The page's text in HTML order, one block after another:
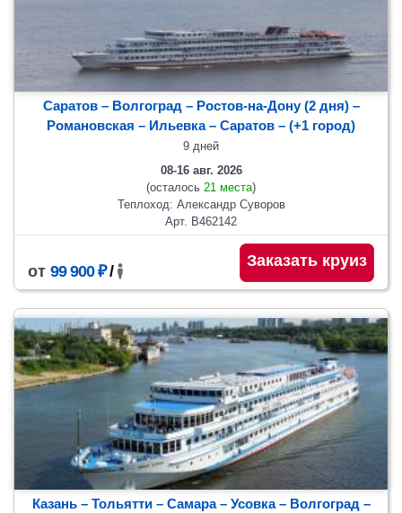
Саратов – Волгоград – Ростов-на-Дону (2 дня) –
Романовская – Ильевка– Саратов – (+1 город)
9 дней
08-16 авг. 2026
(осталось 21 места)
Теплоход: Александр Суворов
Арт. В462142
от 99 900 ₽/
Заказать круиз
Казань – Тольятти – Самара – Усовка – Волгоград –